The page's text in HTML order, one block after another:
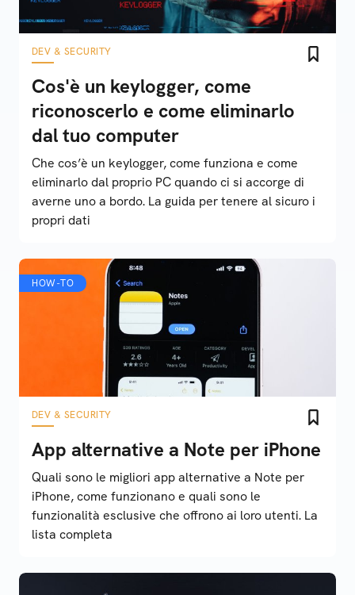
DEV & SECURITY
Cos'è un keylogger, come
riconoscerlo e come eliminarlo
dal tuo computer
Che cos’è un keylogger, come funziona e come
eliminarlo dal proprio PC quando ci si accorge di
averne uno a bordo. La guida per tenere al sicuro i
propri dati
HOW-TO
DEV & SECURITY
App alternative a Note per iPhone
Quali sono le migliori app alternative a Note per
iPhone, come funzionano e quali sono le
funzionalità esclusive che offrono ai loro utenti. La
lista completa